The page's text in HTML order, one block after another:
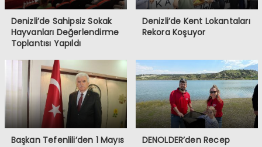
Denizli’de Sahipsiz Sokak
Hayvanları Değerlendirme
Toplantısı Yapıldı
Denizli’de Kent Lokantaları
Rekora Koşuyor
Başkan Tefenlili’den 1 Mayıs
DENOLDER’den Recep